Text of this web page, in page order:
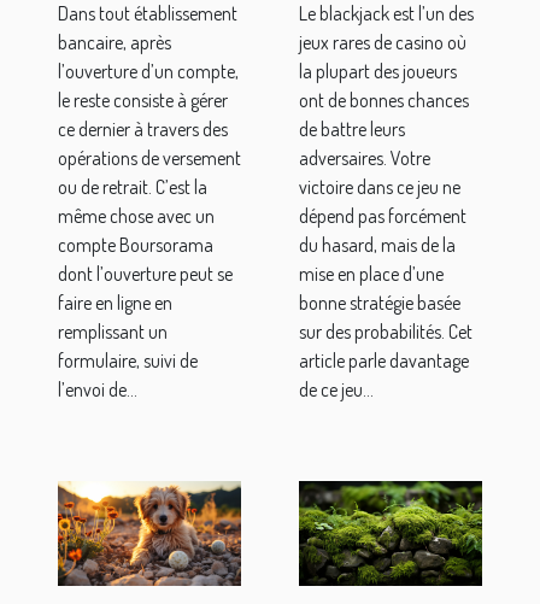
premier
versement ?
Dans tout établissement
bancaire, après
l’ouverture d’un compte,
le reste consiste à gérer
ce dernier à travers des
opérations de versement
ou de retrait. C’est la
même chose avec un
compte Boursorama
dont l’ouverture peut se
faire en ligne en
remplissant un
formulaire, suivi de
l’envoi de...
Le blackjack est l’un des
jeux rares de casino où
la plupart des joueurs
ont de bonnes chances
de battre leurs
adversaires. Votre
victoire dans ce jeu ne
dépend pas forcément
du hasard, mais de la
mise en place d’une
bonne stratégie basée
sur des probabilités. Cet
article parle davantage
de ce jeu...